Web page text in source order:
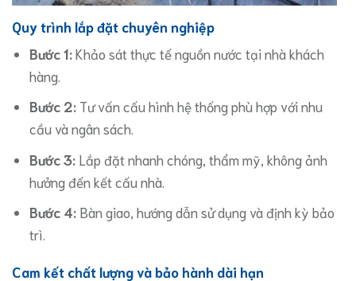
Quy trình lắp đặt chuyên nghiệp
Bước 1:Khảo sát thực tế nguồn nước tại nhà khách
hàng.
Bước 2: Tư vấn cấu hình hệ thống phù hợp với nhu
cầu và ngân sách.
Bước 3: Lắp đặt nhanh chóng, thẩm mỹ, không ảnh
hưởng đến kết cấu nhà.
Bước 4: Bàn giao, hướng dẫn sử dụng và định kỳ bảo
trì.
Cam kết chất lượng và bảo hành dài hạn